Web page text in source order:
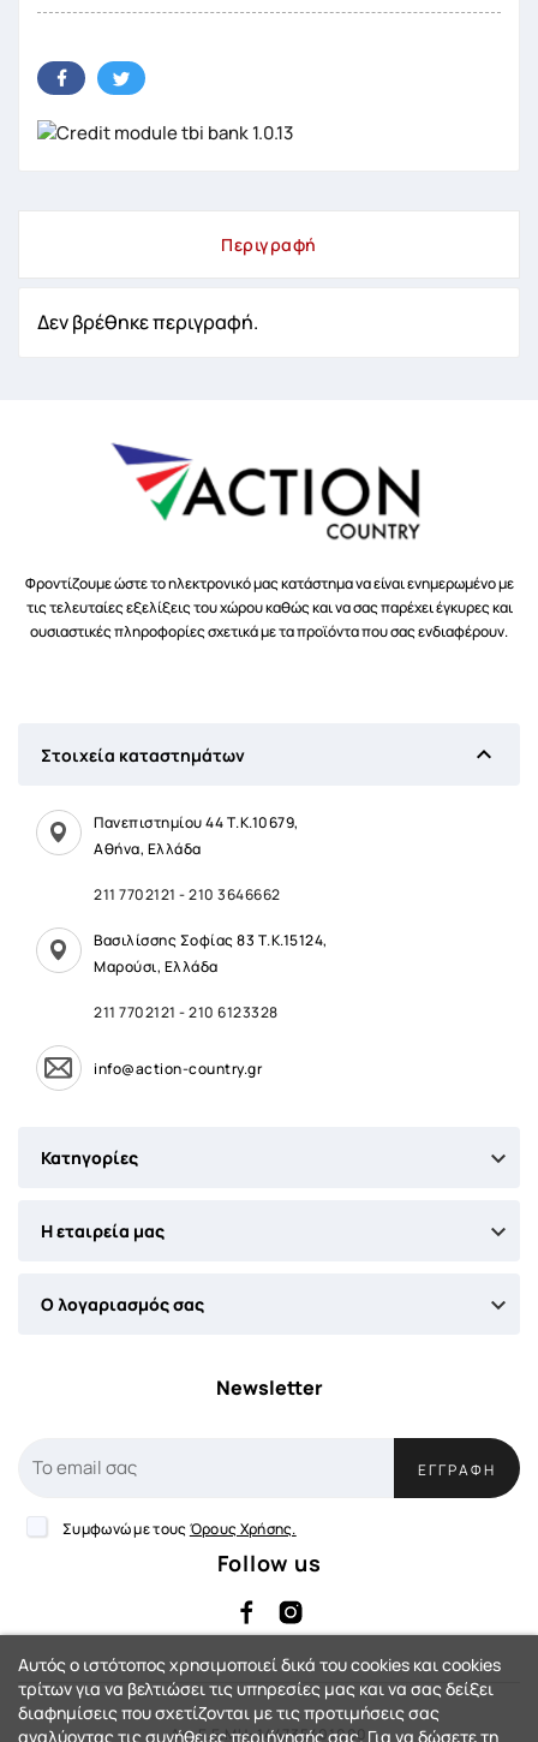
Περιγραφή
Δεν βρέθηκε περιγραφή.
Φροντίζουμε ώστε το ηλεκτρονικό μας κατάστημα να είναι ενημερωμένο με
τις τελευταίες εξελίξεις του χώρου καθώς και να σας παρέχει έγκυρες και
ουσιαστικές πληροφορίες σχετικά με τα προϊόντα που σας ενδιαφέρουν.
Στοιχεία καταστημάτων 
Πανεπιστημίου 44 Τ.Κ.10679,
Αθήνα, Ελλάδα
211 7702121 -210 3646662
Βασιλίσσης Σοφίας 83 Τ.Κ.15124,
Μαρούσι, Ελλάδα
211 7702121 -210 6123328
info@action-country.gr
Κατηγορίες 
Η εταιρεία μας 
Ο λογαριασμός σας 
Newsletter
ΕΓΓΡΑΦΉ
Συμφωνώ με τους Όρους Χρήσης.
Follow us
Αρ. Γ.Ε.ΜΗ: 144735401000
Αυτός ο ιστότοπος χρησιμοποιεί δικά του cookies και cookies
τρίτων για να βελτιώσει τις υπηρεσίες μας και να σας δείξει
διαφημίσεις που σχετίζονται με τις προτιμήσεις σας
αναλύοντας τις συνήθειες περιήγησής σας. Για να δώσετε τη